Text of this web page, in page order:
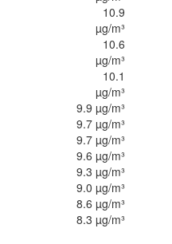
10.9
µg/m³
10.6
µg/m³
10.1
µg/m³
9.9 µg/m³
9.7 µg/m³
9.7 µg/m³
9.6 µg/m³
9.3 µg/m³
9.0 µg/m³
8.6 µg/m³
8.3 µg/m³